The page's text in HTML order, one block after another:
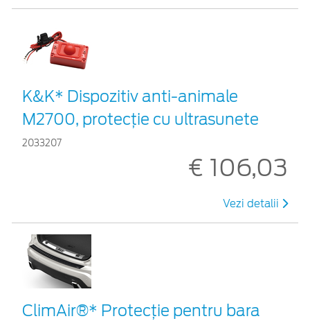
K&K* Dispozitiv anti-animale
M2700, protecție cu ultrasunete
2033207
€ 106,03
Vezi detalii
ClimAir®* Protecţie pentru bara